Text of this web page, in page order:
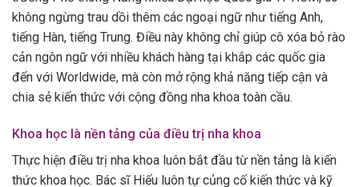
không ngừng trau dồi thêm các ngoại ngữ như tiếng Anh,
tiếng Hàn, tiếng Trung. Điều này không chỉ giúp cô xóa bỏ rào
cản ngôn ngữ với nhiều khách hàng tại khắp các quốc gia
đến với Worldwide, mà còn mở rộng khả năng tiếp cận và
chia sẻ kiến thức với cộng đồng nha khoa toàn cầu.
Khoa học là nền tảng của điều trị nha khoa
Thực hiện điều trị nha khoa luôn bắt đầu từ nền tảng là kiến
thức khoa học. Bác sĩ Hiếu luôn tự củng cố kiến thức và kỹ